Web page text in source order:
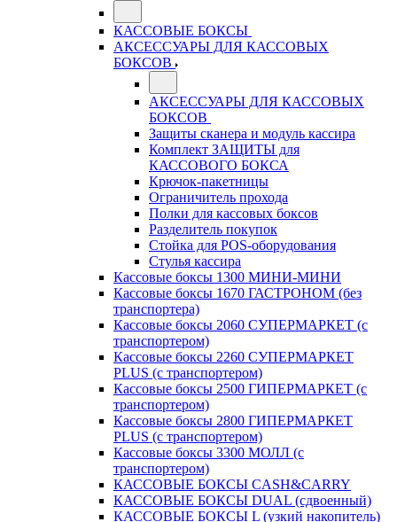
КАССОВЫЕ БОКСЫ
АКСЕССУАРЫ ДЛЯ КАССОВЫХ
БОКСОВ
АКСЕССУАРЫ ДЛЯ КАССОВЫХ
БОКСОВ
Защиты сканера и модуль кассира
Комплект ЗАЩИТЫ для
КАССОВОГО БОКСА
Крючок-пакетницы
Ограничитель прохода
Полки для кассовых боксов
Разделитель покупок
Стойка для POS-оборудования
Стулья кассира
Кассовые боксы 1300 МИНИ-МИНИ
Кассовые боксы 1670 ГАСТРОНОМ (без
транспортера)
Кассовые боксы 2060 СУПЕРМАРКЕТ (с
транспортером)
Кассовые боксы 2260 СУПЕРМАРКЕТ
PLUS (с транспортером)
Кассовые боксы 2500 ГИПЕРМАРКЕТ (с
транспортером)
Кассовые боксы 2800 ГИПЕРМАРКЕТ
PLUS (с транспортером)
Кассовые боксы 3300 МОЛЛ (с
транспортером)
КАССОВЫЕ БОКСЫ CASH&CARRY
КАССОВЫЕ БОКСЫ DUAL (сдвоенный)
КАССОВЫЕ БОКСЫ L (узкий накопитель)